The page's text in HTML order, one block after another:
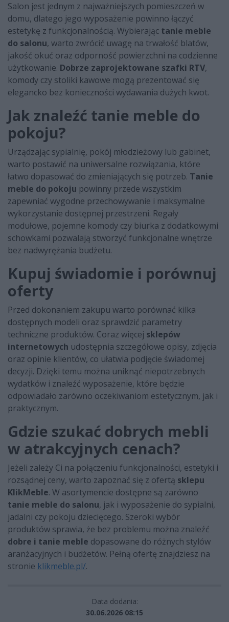
Salon jest jednym z najważniejszych pomieszczeń w
domu, dlatego jego wyposażenie powinno łączyć
estetykę z funkcjonalnością. Wybierając tanie meble
do salonu, warto zwrócić uwagę na trwałość blatów,
jakość okuć oraz odporność powierzchni na codzienne
użytkowanie. Dobrze zaprojektowane szafki RTV,
komody czy stoliki kawowe mogą prezentować się
elegancko bez konieczności wydawania dużych kwot.
Jak znaleźć tanie meble do
pokoju?
Urządzając sypialnię, pokój młodzieżowy lub gabinet,
warto postawić na uniwersalne rozwiązania, które
łatwo dopasować do zmieniających się potrzeb. Tanie
meble do pokoju powinny przede wszystkim
zapewniać wygodne przechowywanie i maksymalne
wykorzystanie dostępnej przestrzeni. Regały
modułowe, pojemne komody czy biurka z dodatkowymi
schowkami pozwalają stworzyć funkcjonalne wnętrze
bez nadwyrężania budżetu.
Kupuj świadomie i porównuj
oferty
Przed dokonaniem zakupu warto porównać kilka
dostępnych modeli oraz sprawdzić parametry
techniczne produktów. Coraz więcej sklepów
internetowych udostępnia szczegółowe opisy, zdjęcia
oraz opinie klientów, co ułatwia podjęcie świadomej
decyzji. Dzięki temu można uniknąć niepotrzebnych
wydatków i znaleźć wyposażenie, które będzie
odpowiadało zarówno oczekiwaniom estetycznym, jak i
praktycznym.
Gdzie szukać dobrych mebli
w atrakcyjnych cenach?
Jeżeli zależy Ci na połączeniu funkcjonalności, estetyki i
rozsądnej ceny, warto zapoznać się z ofertą sklepu
KlikMeble. W asortymencie dostępne są zarówno
tanie meble do salonu, jak i wyposażenie do sypialni,
jadalni czy pokoju dziecięcego. Szeroki wybór
produktów sprawia, że bez problemu można znaleźć
dobre i tanie meble dopasowane do różnych stylów
aranżacyjnych i budżetów. Pełną ofertę znajdziesz na
stronie klikmeble.pl/.
Data dodania:
30.06.2026 08:15